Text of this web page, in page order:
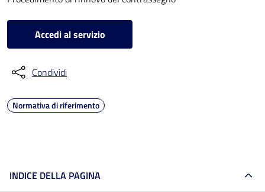
Accedi al servizio
Condividi
Normativa di riferimento
INDICE DELLA PAGINA